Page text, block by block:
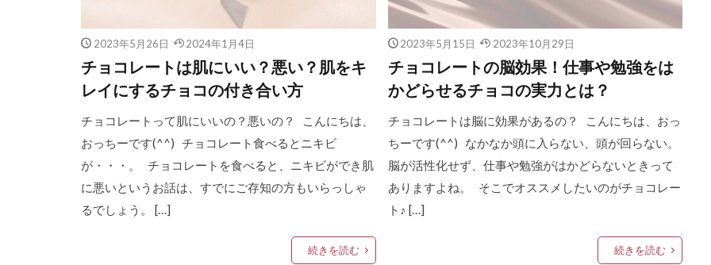
2023年5月26日 2024年1月4日
チョコレートは肌にいい？悪い？肌をキ
レイにするチョコの付き合い方
チョコレートって肌にいいの？悪いの？ こんにちは、
おっちーです(^^) チョコレート食べるとニキビ
が・・・。 チョコレートを食べると、ニキビができ肌
に悪いというお話は、すでにご存知の方もいらっしゃ
るでしょう。 […]
続きを読む
2023年5月15日 2023年10月29日
チョコレートの脳効果！仕事や勉強をは
かどらせるチョコの実力とは？
チョコレートは脳に効果があるの？ こんにちは、おっ
ちーです(^^) なかなか頭に入らない、頭が回らない。
脳が活性化せず、仕事や勉強がはかどらないときって
ありますよね。 そこでオススメしたいのがチョコレー
ト♪ […]
続きを読む